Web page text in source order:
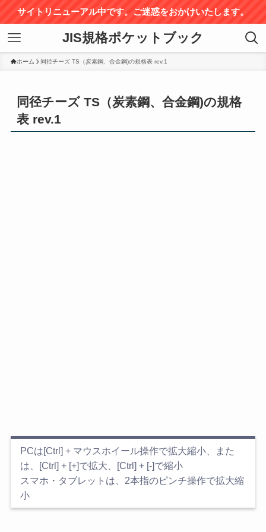
サイトリニューアル中です。ご迷惑をおかけいたします。
JIS規格ポケットブック
ホーム 同径チーズ TS（炭素鋼、合金鋼)の規格表 rev.1
同径チーズ TS（炭素鋼、合金鋼)の規格
表 rev.1
PCは[Ctrl] + マウスホイール操作で拡大縮小、また
は、[Ctrl] + [+]で拡大、[Ctrl] + [-]で縮小
スマホ・タブレットは、2本指のピンチ操作で拡大縮
小